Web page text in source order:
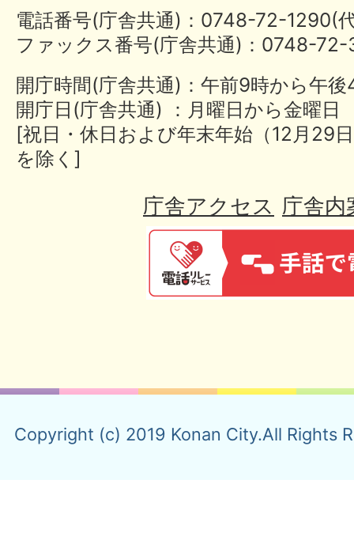
電話番号(庁舎共通)：0748-72-
ファックス番号(庁舎共通)：0748-
開庁時間(庁舎共通)：午前9時から午
開庁日(庁舎共通) ：月曜日から金曜日
[祝日・休日および年末年始（12月29
を除く]
庁舎アクセス 庁舎内
Copyright (c) 2019 Konan City.All Rights